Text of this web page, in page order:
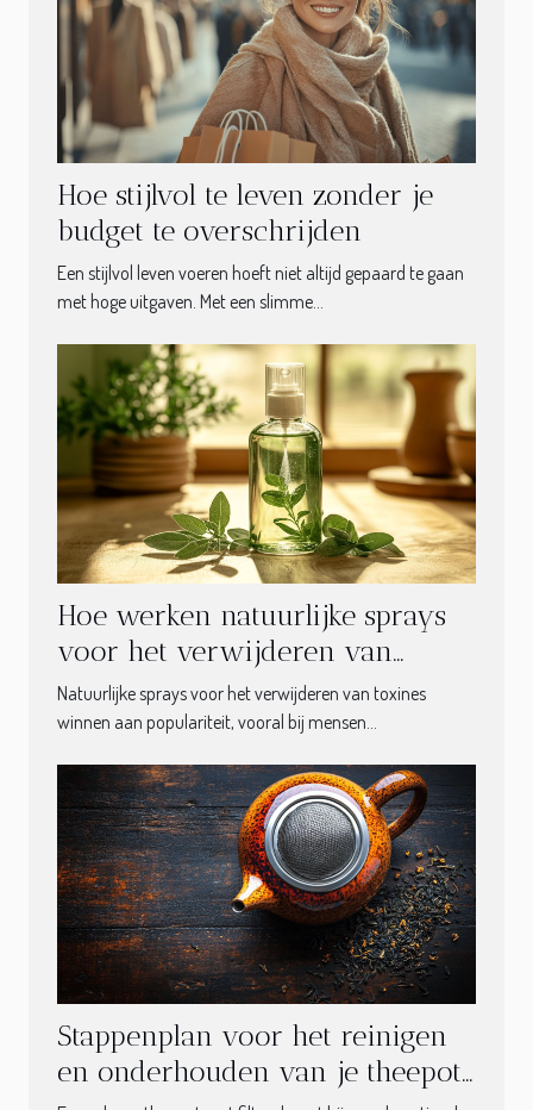
Hoe stijlvol te leven zonder je
budget te overschrijden
Een stijlvol leven voeren hoeft niet altijd gepaard te gaan
met hoge uitgaven. Met een slimme...
Hoe werken natuurlijke sprays
voor het verwijderen van
toxines?
Natuurlijke sprays voor het verwijderen van toxines
winnen aan populariteit, vooral bij mensen...
Stappenplan voor het reinigen
en onderhouden van je theepot